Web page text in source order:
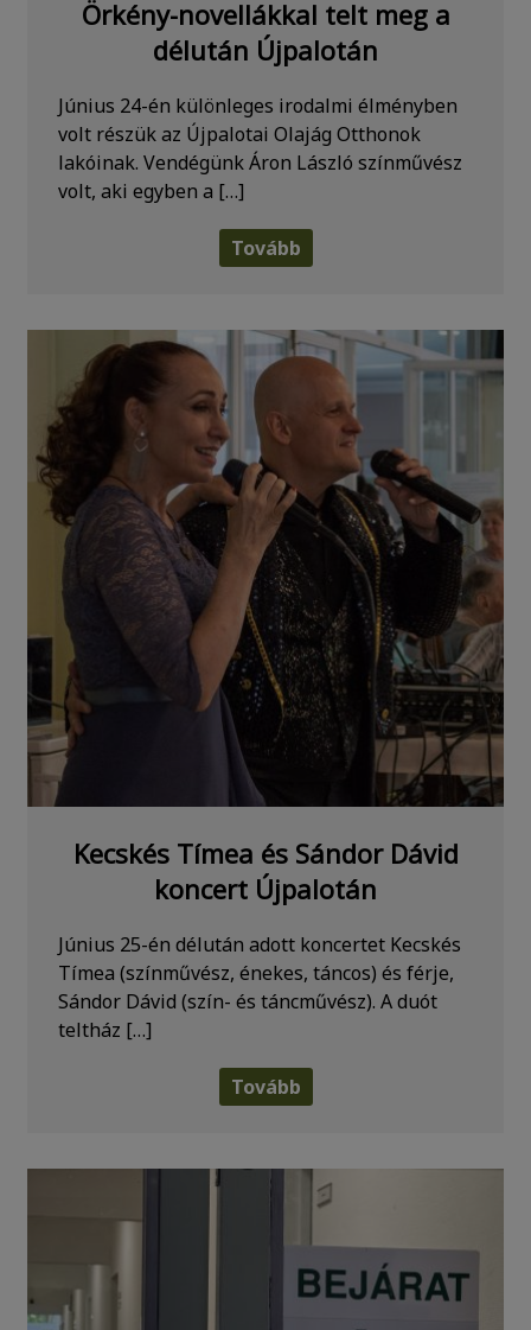
Örkény-novellákkal telt meg a
délután Újpalotán
Június 24-én különleges irodalmi élményben
volt részük az Újpalotai Olajág Otthonok
lakóinak. Vendégünk Áron László színművész
volt, aki egyben a […]
Tovább
Kecskés Tímea és Sándor Dávid
koncert Újpalotán
Június 25-én délután adott koncertet Kecskés
Tímea (színművész, énekes, táncos) és férje,
Sándor Dávid (szín- és táncművész). A duót
teltház […]
Tovább